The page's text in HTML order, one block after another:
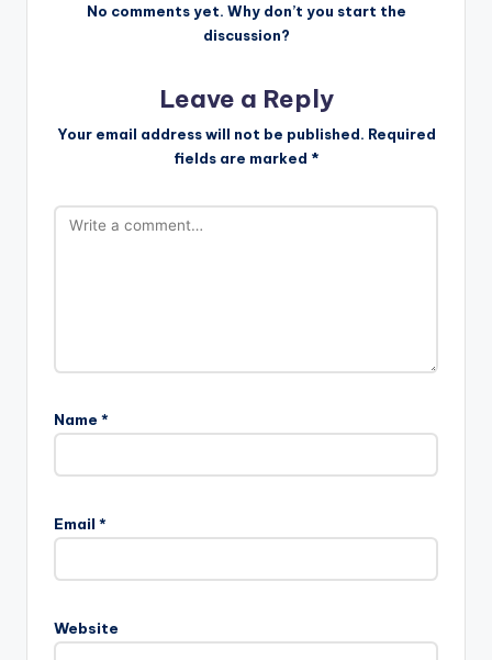
a
No comments yet. Why don’t you start the
discussion?
Leave a Reply
Your email address will not be published. Required
fields are marked *
Name *
Email *
Website